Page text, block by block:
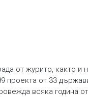
от журито, както и
проекта от 33
всяка година